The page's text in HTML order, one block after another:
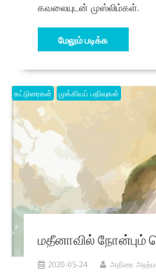
கவலையுடன் முஸ்லிம்கள்.
மேலும் படிக்க
கட்டுரைகள் முக்கியப் பதிவுகள்
மதீனாவில் நோன்பும்
2020-05-24 அதிரை